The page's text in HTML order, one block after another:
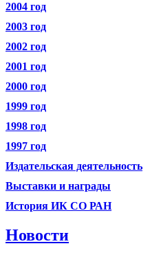
2004 год
2003 год
2002 год
2001 год
2000 год
1999 год
1998 год
1997 год
Издательская деятельность
Выставки и награды
История ИК СО РАН
Новости